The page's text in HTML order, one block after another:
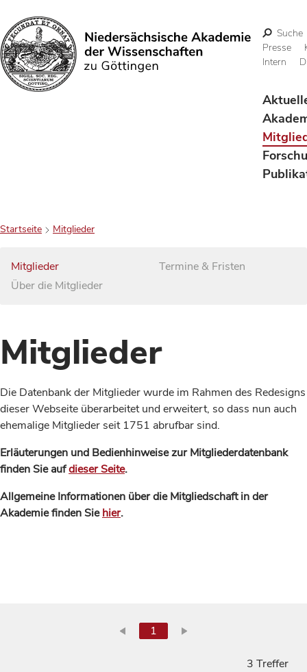
Suchen
Suche
Presse
Intern
Startseite Mitglieder
Mitglieder
Über die Mitglieder
Termine & Fristen
Mitglieder
Die Datenbank der Mitglieder wurde im Rahmen des Redesigns
dieser Webseite überarbeitet und erweitert, so dass nun auch
ehemalige Mitglieder seit 1751 abrufbar sind.
Erläuterungen und Bedienhinweise zur Mitgliederdatenbank
finden Sie aufdieser Seite.
Allgemeine Informationen über die Mitgliedschaft in der
Akademie finden Siehier.
1
3 Treffer